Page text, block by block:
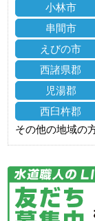
小林市
串間市
えびの市
西諸県郡
児湯郡
西臼杵郡
その他の地域の